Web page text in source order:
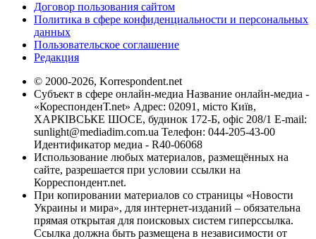
Договор пользования сайтом
Политика в сфере конфиденциальности и персональных
данных
Пользовательское соглашение
Редакция
© 2000-2026, Korrespondent.net
Субъект в сфере онлайн-медиа Название онлайн-медиа -
«КореспонденТ.net» Адрес: 02091, місто Київ,
ХАРКІВСЬКЕ ШОСЕ, будинок 172-Б, офіс 208/1 E-mail:
sunlight@mediadim.com.ua Телефон: 044-205-43-00
Идентификатор медиа - R40-06068
Использование любых материалов, размещённых на
сайте, разрешается при условии ссылки на
Корреспондент.net.
При копировании материалов со страницы «Новости
Украины и мира», для интернет-изданий – обязательна
прямая открытая для поисковых систем гиперссылка.
Ссылка должна быть размещена в независимости от